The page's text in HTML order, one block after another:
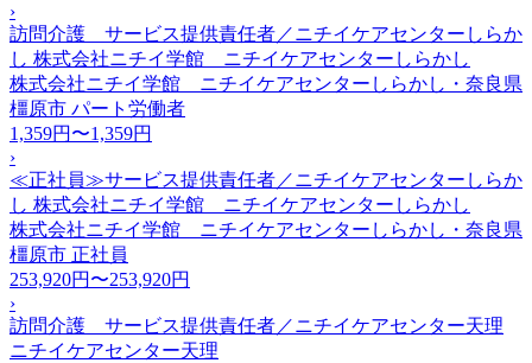
›
訪問介護 サービス提供責任者／ニチイケアセンターしらか
し 株式会社ニチイ学館 ニチイケアセンターしらかし
株式会社ニチイ学館 ニチイケアセンターしらかし・奈良県
橿原市 パート労働者
1,359円〜1,359円
›
≪正社員≫サービス提供責任者／ニチイケアセンターしらか
し 株式会社ニチイ学館 ニチイケアセンターしらかし
株式会社ニチイ学館 ニチイケアセンターしらかし・奈良県
橿原市 正社員
253,920円〜253,920円
›
訪問介護 サービス提供責任者／ニチイケアセンター天理
ニチイケアセンター天理